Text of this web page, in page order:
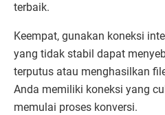
terbaik.
Keempat, gunakan koneksi
yang tidak stabil dapat
terputus atau menghasilkan
Anda memiliki koneksi yang
memulai proses konversi.